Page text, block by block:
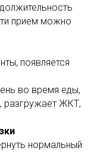
прием можно
появляется
во время еды,
разгружает ЖКТ,
нормальный